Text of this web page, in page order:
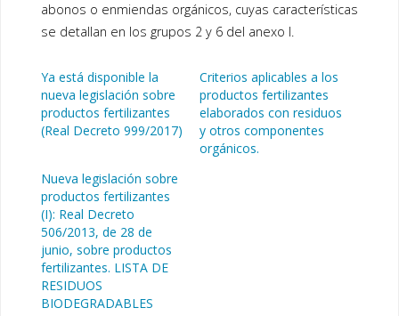
abonos o enmiendas orgánicos, cuyas características
se detallan en los grupos 2 y 6 del anexo I.
Ya está disponible la
nueva legislación sobre
productos fertilizantes
(Real Decreto 999/2017)
Criterios aplicables a los
productos fertilizantes
elaborados con residuos
y otros componentes
orgánicos.
Nueva legislación sobre
productos fertilizantes
(I): Real Decreto
506/2013, de 28 de
junio, sobre productos
fertilizantes. LISTA DE
RESIDUOS
BIODEGRADABLES